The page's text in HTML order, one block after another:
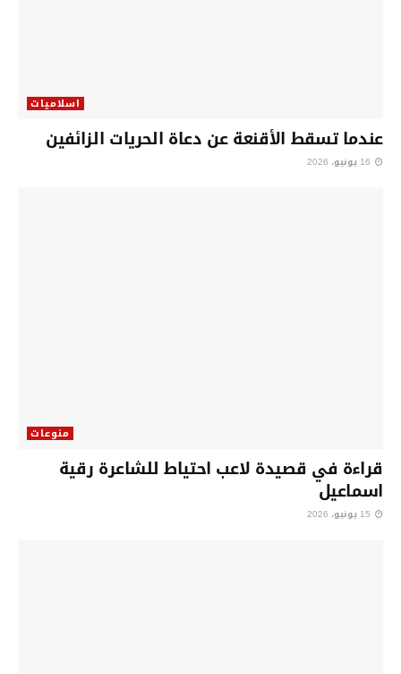
اسلاميات
عندما تسقط الأقنعة عن دعاة الحريات الزائفين
منوعات
قراءة في قصيدة لاعب احتياط للشاعرة رقية
اسماعيل